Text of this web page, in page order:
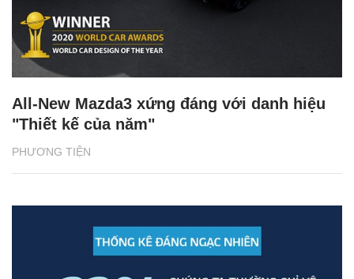
PHƯƠNG TIỆN
All-New Mazda3 xứng đáng với danh hiệu
"Thiết kế của năm"